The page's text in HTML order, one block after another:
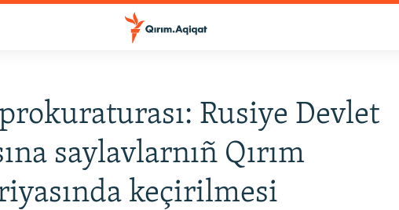
prokuraturası: Rusiye Devlet
saylavlarnıñ Qırım
keçirilmesi